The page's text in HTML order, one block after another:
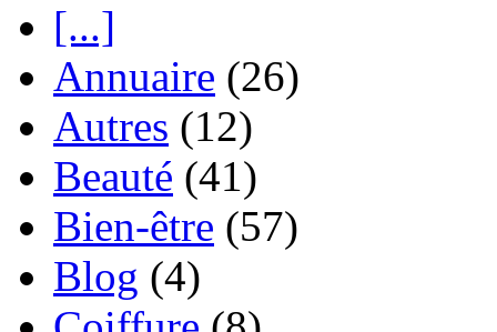
[...]
Annuaire (26)
Autres (12)
Beauté (41)
Bien-être (57)
Blog (4)